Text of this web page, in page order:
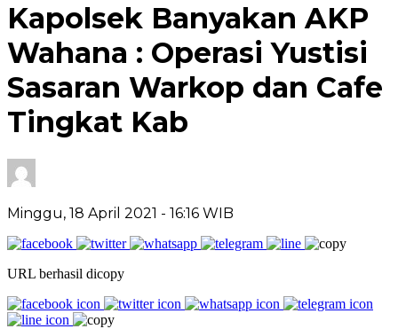
Kapolsek Banyakan AKP
Wahana : Operasi Yustisi
Sasaran Warkop dan Cafe
Tingkat Kab
Minggu, 18 April 2021 - 16:16 WIB
URL berhasil dicopy